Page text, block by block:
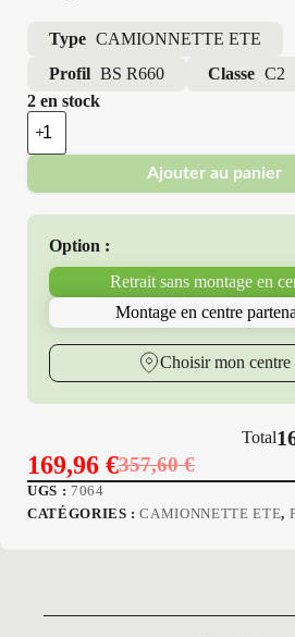
Type CAMIONNETTE ETE
Profil BS R660 Classe C2
2 en stock
quantité
de
Bridgestone
Pneus
Neufs
225/75R16
118/116
R660
Ajouter au panier
Option :
Retrait sans montage en
Montage en centre
Choisir mon centre
Total
357,60€
Le
prix
169,96 €
Le
prix
UGS : 7064
CATÉGORIES :CAMIONNETTE ETE,